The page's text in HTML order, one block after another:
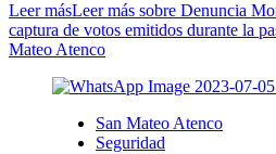
Leer másLeer más sobre Denuncia
captura de votos emitidos durante la
Mateo Atenco
San Mateo Atenco
Seguridad